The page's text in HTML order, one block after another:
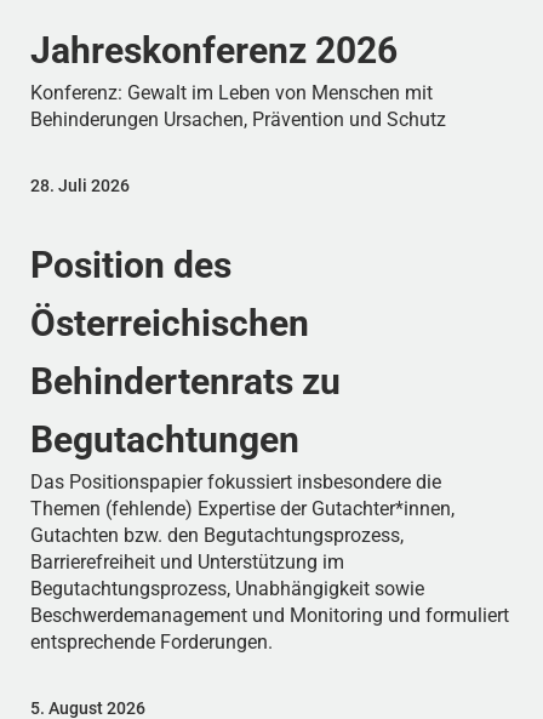
Jahreskonferenz 2026
Konferenz: Gewalt im Leben von Menschen mit
Behinderungen Ursachen, Prävention und Schutz
Position des
Österreichischen
Behindertenrats zu
Begutachtungen
28. Juli 2026
Das Positionspapier fokussiert insbesondere die
Themen (fehlende) Expertise der Gutachter*innen,
Gutachten bzw. den Begutachtungsprozess,
Barrierefreiheit und Unterstützung im
Begutachtungsprozess, Unabhängigkeit sowie
Beschwerdemanagement und Monitoring und formuliert
entsprechende Forderungen.
5. August 2026